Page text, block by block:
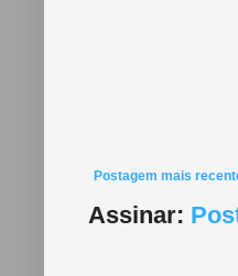
Postagem mais
Assinar: